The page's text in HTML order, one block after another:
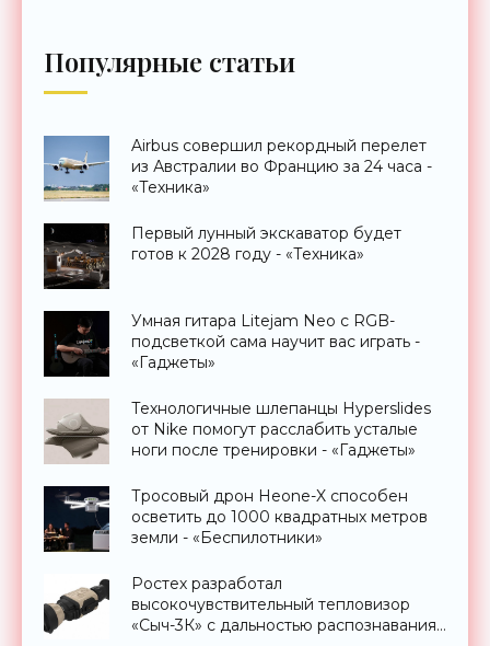
Популярные статьи
Airbus совершил рекордный перелет
из Австралии во Францию за 24 часа -
«Техника»
Первый лунный экскаватор будет
готов к 2028 году - «Техника»
Умная гитара Litejam Neo с RGB-
подсветкой сама научит вас играть -
«Гаджеты»
Технологичные шлепанцы Hyperslides
от Nike помогут расслабить усталые
ноги после тренировки - «Гаджеты»
Тросовый дрон Heone-X способен
осветить до 1000 квадратных метров
земли - «Беспилотники»
Ростех разработал
высокочувствительный тепловизор
«Сыч-3К» с дальностью распознавания